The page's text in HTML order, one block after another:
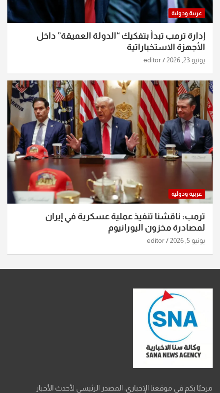
عربية ودولية
إدارة ترمب تبدأ بتفكيك “الدولة العميقة” داخل
الأجهزة الاستخباراتية
يونيو 23, 2026 editor
عربية ودولية
ترمب: ناقشنا تنفيذ عملية عسكرية في إيران
لمصادرة مخزون اليورانيوم
يونيو 5, 2026 editor
مرحبًا بكم في موقعنا الإخباري، المصدر الرئيسي لأحدث الأخبار